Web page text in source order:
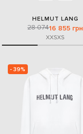
HELMUT LANG
28 07416 855 грн
XXSXS
- 39%